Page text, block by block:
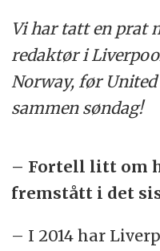
Vi har tatt en prat
redaktør i
Norway, før
sammen søndag!
– Fortell litt om
fremstått i det
– I 2014 har